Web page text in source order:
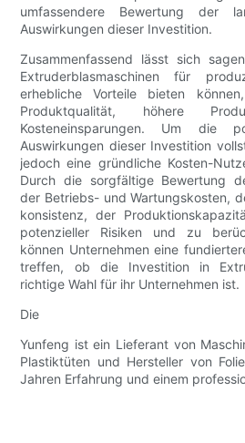
umfassendere Bewertung der
Auswirkungen dieser Investition.
Zusammenfassend lässt sich
Extruderblasmaschinen für
erhebliche Vorteile bieten
Produktqualität, höhere
Kosteneinsparungen. Um die
Auswirkungen dieser Investition
jedoch eine gründliche Kosten-
Durch die sorgfältige Bewertung
der Betriebs- und Wartungskosten,
konsistenz, der
potenzieller Risiken und zu
können Unternehmen eine
treffen, ob die Investition in
richtige Wahl für ihr Unternehmen ist.
Die
Yunfeng ist ein Lieferant von
Plastiktüten und Hersteller von
Jahren Erfahrung und einem